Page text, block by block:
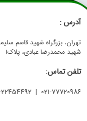
آدرس :
تهران، بزرگراه شهید قاسم
شهید محمدرضا عبادی، پلاک1
تلفن تماس:
021-77720986 | 021-22454492